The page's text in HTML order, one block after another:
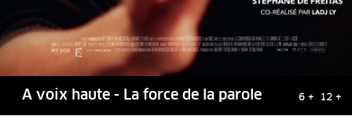
A voix haute - La force de la parole 6 + 12 +